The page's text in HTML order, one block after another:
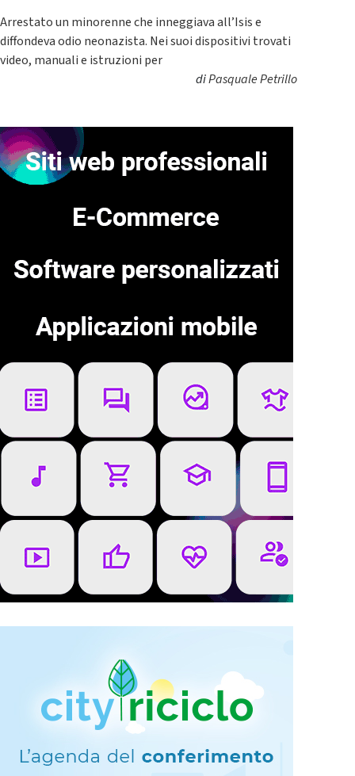
Arrestato un minorenne che inneggiava all’Isis e
diffondeva odio neonazista. Nei suoi dispositivi trovati
video, manuali e istruzioni per
diPasquale Petrillo